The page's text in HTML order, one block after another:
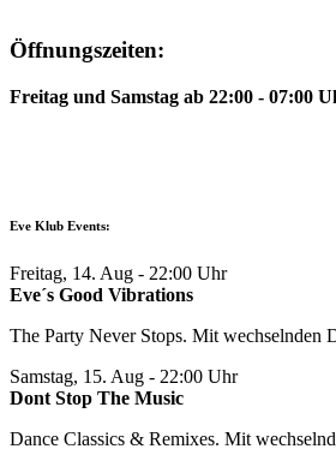
Öffnungszeiten:
Freitag und Samstag ab 22:00 - 07:00
Eve Klub Events:
Freitag, 14. Aug - 22:00 Uhr
Eve´s Good Vibrations
The Party Never Stops. Mit wechselnden
Samstag, 15. Aug - 22:00 Uhr
Dont Stop The Music
Dance Classics & Remixes. Mit